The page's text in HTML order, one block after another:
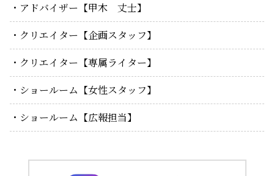
アドバイザー【甲木 丈士】
クリエイター【企画スタッフ】
クリエイター【専属ライター】
ショールーム【女性スタッフ】
ショールーム【広報担当】